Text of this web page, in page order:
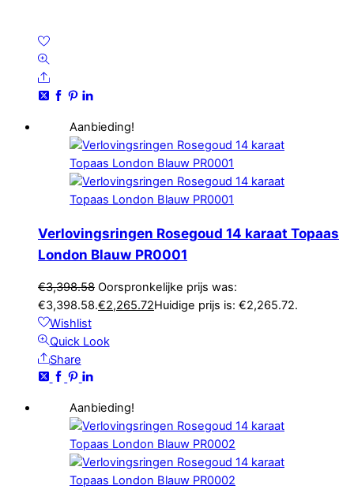
Wishlist
Quick Look
Share
Aanbieding!
Verlovingsringen Rosegoud 14 karaat Topaas
London Blauw PR0001
€3,398.58 Oorspronkelijke prijs was:
€3,398.58.€2,265.72Huidige prijs is: €2,265.72.
Wishlist
Quick Look
Share
Aanbieding!